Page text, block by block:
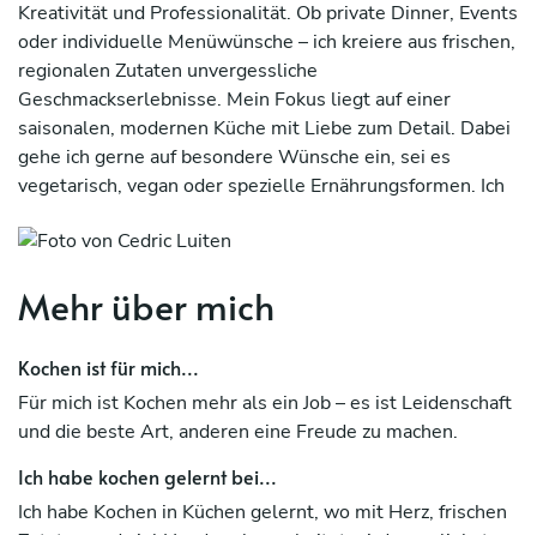
Kreativität und Professionalität. Ob private Dinner, Events
oder individuelle Menüwünsche – ich kreiere aus frischen,
regionalen Zutaten unvergessliche
Geschmackserlebnisse. Mein Fokus liegt auf einer
saisonalen, modernen Küche mit Liebe zum Detail. Dabei
gehe ich gerne auf besondere Wünsche ein, sei es
vegetarisch, vegan oder spezielle Ernährungsformen. Ich
Organisationstalent und die Freude am Gastgebersein
Erlebnis in entspannter Atmosphäre zu bieten. Lassen Sie
Mehr über mich
Kochen ist für mich...
Für mich ist Kochen mehr als ein Job – es ist Leidenschaft
und die beste Art, anderen eine Freude zu machen.
Ich habe kochen gelernt bei...
Ich habe Kochen in Küchen gelernt, wo mit Herz, frischen